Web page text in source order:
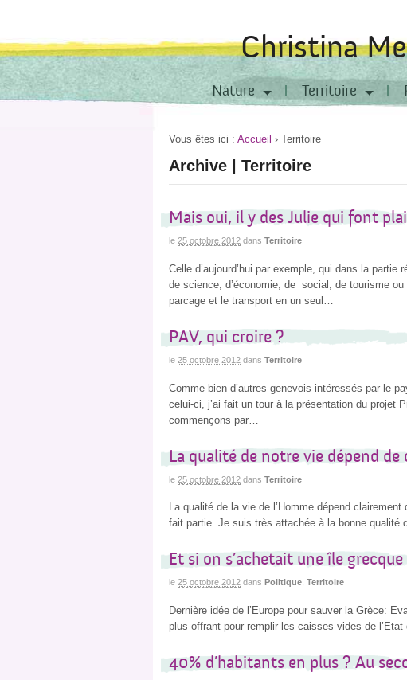
Christina
Nature Territoire
Vous êtes ici : Accueil › Territoire
Archive | Territoire
Mais oui, il y des Julie qui font
le 25 octobre 2012 dans Territoire
Celle d’aujourd’hui par exemple, qui dans la partie
de science, d’économie, de social, de tourisme
parcage et le transport en un seul…
PAV, qui croire ?
le 25 octobre 2012 dans Territoire
Comme bien d’autres genevois intéressés par le
celui-ci, j’ai fait un tour à la présentation du projet
commençons par…
La qualité de notre vie dépend
le 25 octobre 2012 dans Territoire
La qualité de la vie de l’Homme dépend
fait partie. Je suis très attachée à la bonne qualité
Et si on s’achetait une île grecque
le 25 octobre 2012 dans Politique Territoire
Dernière idée de l’Europe pour sauver la Grèce:
plus offrant pour remplir les caisses vides de
40% d’habitants en plus ? Au